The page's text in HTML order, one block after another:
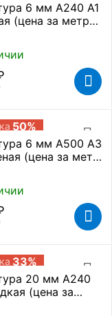
6 мм А240 А1
(цена за метр
50%
6 мм А500 А3
(цена за метр
33%
20 мм А240
(цена за